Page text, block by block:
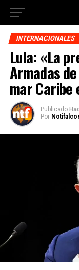
INTERNACIONALES
Lula: «La
Armadas
mar Caribe
Publicado
Por